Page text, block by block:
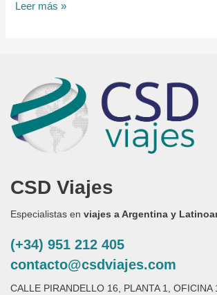
Leer más »
CSD Viajes
Especialistas en viajes a Argentina y
(+34) 951 212 405
contacto@csdviajes.com
CALLE PIRANDELLO 16, PLANTA 1, OFICINA